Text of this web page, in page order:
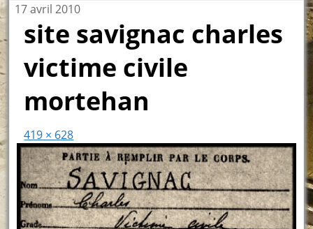
17 avril 2010
site savignac charles
victime civile
mortehan
419 × 628